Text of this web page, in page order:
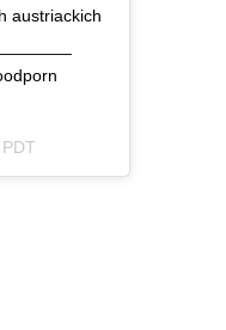
austriackich